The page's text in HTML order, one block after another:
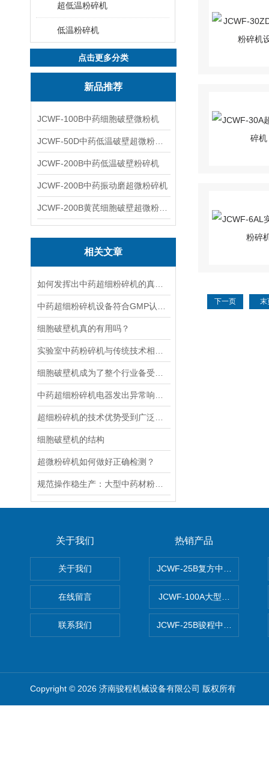
超低温粉碎机
低温粉碎机
点击更多分类
新品推荐
JCWF-100B中药细胞破壁微粉机
JCWF-200B中药低温破壁粉碎机
JCWF-200B中药振动磨超微粉碎机
相关文章
细胞破壁机真的有用吗？
细胞破壁机的结构
超微粉碎机如何做好正确检测？
下一页 末
关于我们
关于我们
在线留言
联系我们
热销产品
JCWF-25B复方中药材超微粉
JCWF-100A大型中药材超微
JCWF-25B骏程中草药超细粉
Copyright © 2026 济南骏程机械设备有限公司 版权所有